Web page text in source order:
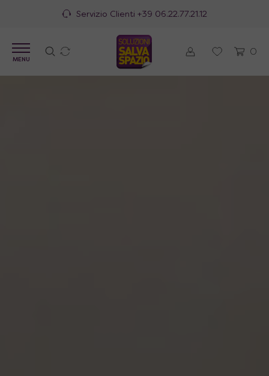
100% Made in Italy
0
MENU